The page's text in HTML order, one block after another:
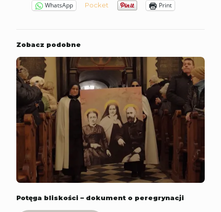
WhatsApp Pocket Print
Zobacz podobne
Potęga bliskości – dokument o peregrynacji